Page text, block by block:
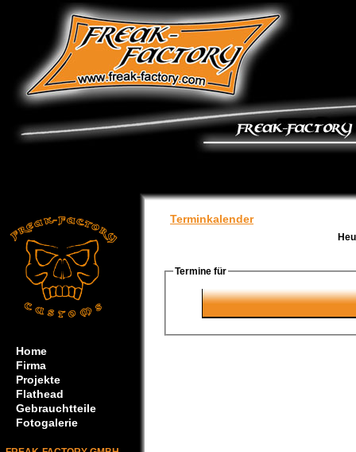
Home
Firma
Projekte
Flathead
Gebrauchtteile
Fotogalerie
Terminkalender
Termine für